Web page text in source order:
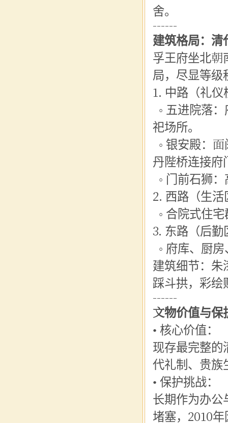
舍。
------
建筑格局：清
孚王府坐北朝
局，尽显等级
1. 中路（礼仪
◦ 五进院落
祀场所。
◦ 银安殿：
丹陛桥连接府
◦ 门前石狮
2. 西路（生活
◦ 合院式住
3. 东路（后勤
◦ 府库、厨
建筑细节：朱
踩斗拱，彩绘
------
文物价值与保
• 核心价值：
现存最完整的
代礼制、贵族
• 保护挑战：
长期作为办公
堵塞， 2010